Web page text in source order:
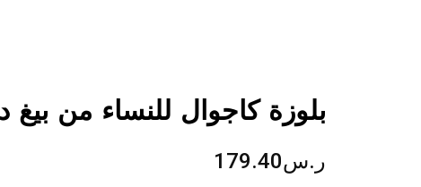
بلوزة كاجوال للنساء من بيغ
ر.س179.40